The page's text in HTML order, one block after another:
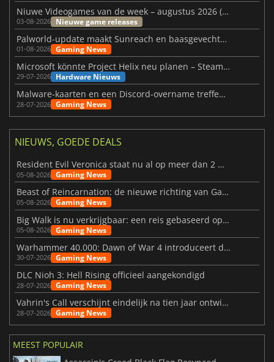
Niuwe Videogames van de week – augustus 2026 (week 32)
03-08-2026 Nieuwe game releases
Palworld-update maakt Sunreach en baasgevechten stabieler
01-08-2026 Gaming News
Microsoft könnte Project Helix neu planen – Steam-Support wackelt
29-07-2026 Hardware Nieuws
Malware-kaarten en een Discord-overname treffen Meccha Chameleon
28-07-2026 Gaming News
NIEUWS, GOEDE DEALS
Resident Evil Veronica staat nu al op meer dan 2 miljoen verlanglijstjes
05-08-2026 Gaming News
Beast of Reincarnation: de nieuwe richting van Game Freak
05-08-2026 Gaming News
Big Walk is nu verkrijgbaar: een reis gebaseerd op vriendschap
05-08-2026 Gaming News
Warhammer 40.000: Dawn of War 4 introduceert de Necron-factie
30-07-2026 Gaming News
DLC Nioh 3: Hell Rising officieel aangekondigd
28-07-2026 Gaming News
Vahrin's Call verschijnt eindelijk na tien jaar ontwikkeling
28-07-2026 Gaming News
MEEST POPULAIR